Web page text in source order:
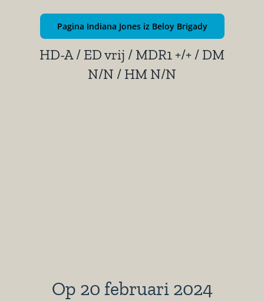
Pagina Indiana Jones iz Beloy Brigady
HD-A / ED vrij / MDR1 +/+ / DM
N/N / HM N/N
Op 20 februari 2024